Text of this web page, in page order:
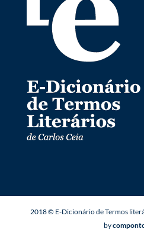
2018 © E-Dicionário de Termos
by